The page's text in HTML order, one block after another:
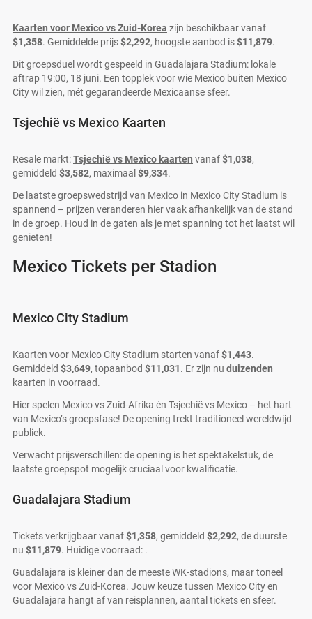
Kaarten voor Mexico vs Zuid-Korea zijn beschikbaar vanaf
$1,358. Gemiddelde prijs$2,292, hoogste aanbod is$11,879.
Dit groepsduel wordt gespeeld in Guadalajara Stadium: lokale
aftrap 19:00, 18 juni. Een topplek voor wie Mexico buiten Mexico
City wil zien, mét gegarandeerde Mexicaanse sfeer.
Tsjechië vs Mexico Kaarten
Resale markt:Tsjechië vs Mexico kaarten vanaf$1,038,
gemiddeld $3,582, maximaal $9,334.
De laatste groepswedstrijd van Mexico in Mexico City Stadium is
spannend – prijzen veranderen hier vaak afhankelijk van de stand
in de groep. Houd in de gaten als je met spanning tot het laatst wil
genieten!
Mexico Tickets per Stadion
Mexico City Stadium
Kaarten voor Mexico City Stadium starten vanaf$1,443.
Gemiddeld $3,649, topaanbod $11,031. Er zijn nu duizenden
kaarten in voorraad.
Hier spelen Mexico vs Zuid-Afrika én Tsjechië vs Mexico – het hart
van Mexico’s groepsfase! De opening trekt traditioneel wereldwijd
publiek.
Verwacht prijsverschillen: de opening is het spektakelstuk, de
laatste groepspot mogelijk cruciaal voor kwalificatie.
Guadalajara Stadium
Tickets verkrijgbaar vanaf$1,358, gemiddeld $2,292, de duurste
nu $11,879. Huidige voorraad: .
Guadalajara is kleiner dan de meeste WK-stadions, maar toneel
voor Mexico vs Zuid-Korea. Jouw keuze tussen Mexico City en
Guadalajara hangt af van reisplannen, aantal tickets en sfeer.